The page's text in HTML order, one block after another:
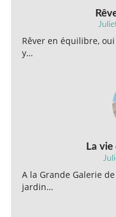
Rêver en équilibre,
y…
La vie
A la Grande Galerie
jardin…